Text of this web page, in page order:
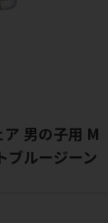
ア 男の子用 M
ブルージーン